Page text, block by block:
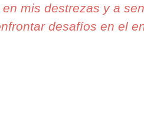
mis destrezas y a
desafíos en el